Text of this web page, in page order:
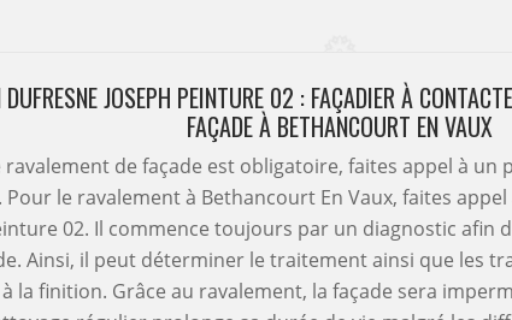
JOSEPH PEINTURE 02 : FAÇADIER À
FAÇADE À BETHANCOURT EN VAUX
ravalement de façade est obligatoire, faites appel à un
Pour le ravalement à Bethancourt En Vaux, faites
02. Il commence toujours par un diagnostic afin
Ainsi, il peut déterminer le traitement ainsi que les
la finition. Grâce au ravalement, la façade sera